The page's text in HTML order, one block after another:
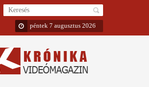
péntek 7 augusztus 2026